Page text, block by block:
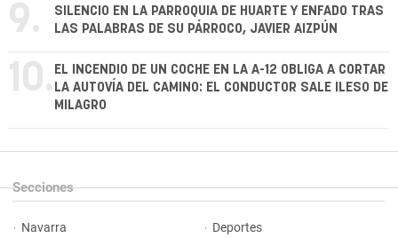
9.
SILENCIO EN LA PARROQUIA DE HUARTE Y ENFADO TRAS
LAS PALABRAS DE SU PÁRROCO, JAVIER AIZPÚN
10. EL INCENDIO DE UN COCHE EN LA A-12 OBLIGA A CORTAR
LA AUTOVÍA DEL CAMINO: EL CONDUCTOR SALE ILESO DE
MILAGRO
Secciones
Navarra Deportes